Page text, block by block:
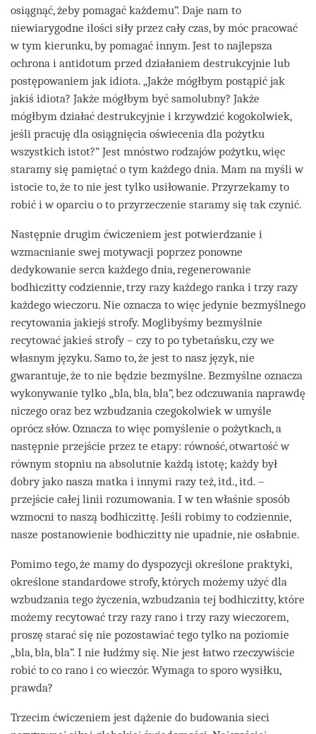
osiągnąć, żeby pomagać każdemu”. Daje nam to
niewiarygodne ilości siły przez cały czas, by móc pracować
w tym kierunku, by pomagać innym. Jest to najlepsza
ochrona i antidotum przed działaniem destrukcyjnie lub
postępowaniem jak idiota. „Jakże mógłbym postąpić jak
jakiś idiota? Jakże mógłbym być samolubny? Jakże
mógłbym działać destrukcyjnie i krzywdzić kogokolwiek,
jeśli pracuję dla osiągnięcia oświecenia dla pożytku
wszystkich istot?” Jest mnóstwo rodzajów pożytku, więc
staramy się pamiętać o tym każdego dnia. Mam na myśli w
istocie to, że to nie jest tylko usiłowanie. Przyrzekamy to
robić i w oparciu o to przyrzeczenie staramy się tak czynić.
Następnie drugim ćwiczeniem jest potwierdzanie i
wzmacnianie swej motywacji poprzez ponowne
dedykowanie serca każdego dnia, regenerowanie
bodhiczitty codziennie, trzy razy każdego ranka i trzy razy
każdego wieczoru. Nie oznacza to więc jedynie bezmyślnego
recytowania jakiejś strofy. Moglibyśmy bezmyślnie
recytować jakieś strofy – czy to po tybetańsku, czy we
własnym języku. Samo to, że jest to nasz język, nie
gwarantuje, że to nie będzie bezmyślne. Bezmyślne oznacza
wykonywanie tylko „bla, bla, bla”, bez odczuwania naprawdę
niczego oraz bez wzbudzania czegokolwiek w umyśle
oprócz słów. Oznacza to więc pomyślenie o pożytkach, a
następnie przejście przez te etapy: równość, otwartość w
równym stopniu na absolutnie każdą istotę; każdy był
dobry jako nasza matka i innymi razy też, itd., itd. –
przejście całej linii rozumowania. I w ten właśnie sposób
wzmocni to naszą bodhiczittę. Jeśli robimy to codziennie,
nasze postanowienie bodhiczitty nie upadnie, nie osłabnie.
Pomimo tego, że mamy do dyspozycji określone praktyki,
określone standardowe strofy, których możemy użyć dla
wzbudzania tego życzenia, wzbudzania tej bodhiczitty, które
możemy recytować trzy razy rano i trzy razy wieczorem,
proszę starać się nie pozostawiać tego tylko na poziomie
„bla, bla, bla”. I nie łudźmy się. Nie jest łatwo rzeczywiście
robić to co rano i co wieczór. Wymaga to sporo wysiłku,
prawda?
Trzecim ćwiczeniem jest dążenie do budowania sieci